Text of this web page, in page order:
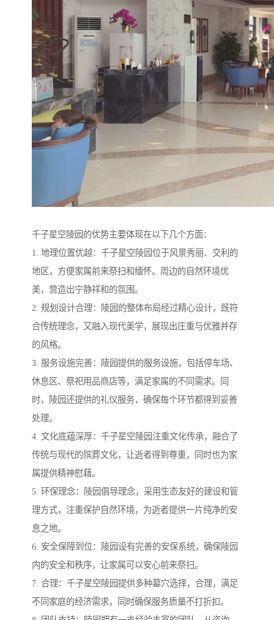
千子星空陵园的优势主要体现在以下几个方面：
1. 地理位置优越：千子星空陵园位于风景秀丽、交利的
地区，方便家属前来祭扫和缅怀。周边的自然环境优
美，营造出宁静祥和的氛围。
2. 规划设计合理：陵园的整体布局经过精心设计，既符
合传统理念，又融入现代美学，展现出庄重与优雅并存
的风格。
3. 服务设施完善：陵园提供的服务设施，包括停车场、
休息区、祭祀用品商店等，满足家属的不同需求。同
时，陵园还提供的礼仪服务，确保每个环节都得到妥善
处理。
4. 文化底蕴深厚：千子星空陵园注重文化传承，融合了
传统与现代的殡葬文化，让逝者得到尊重，同时也为家
属提供精神慰藉。
5. 环保理念：陵园倡导理念，采用生态友好的建设和管
理方式，注重保护自然环境，为逝者提供一片纯净的安
息之地。
6. 安全保障到位：陵园设有完善的安保系统，确保陵园
内的安全和秩序，让家属可以安心前来祭扫。
7. 合理：千子星空陵园提供多种墓穴选择，合理，满足
不同家庭的经济需求，同时确保服务质量不打折扣。